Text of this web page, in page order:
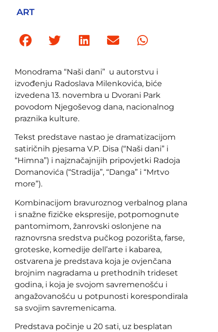
ART
Monodrama “Naši dani” u autorstvu i
izvođenju Radoslava Milenkovića, biće
izvedena 13. novembra u Dvorani Park
povodom Njegoševog dana, nacionalnog
praznika kulture.
Tekst predstave nastao je dramatizacijom
satiričnih pjesama V.P. Disa (“Naši dani” i
“Himna”) i najznačajnijih pripovjetki Radoja
Domanovića (“Stradija”, “Danga” i “Mrtvo
more”).
Kombinacijom bravuroznog verbalnog plana
i snažne fizičke ekspresije, potpomognute
pantomimom, žanrovski oslonjene na
raznovrsna sredstva pučkog pozorišta, farse,
groteske, komedije dell’arte i kabarea,
ostvarena je predstava koja je ovjenčana
brojnim nagradama u prethodnih trideset
godina, i koja je svojom savremenošću i
angažovanošću u potpunosti korespondirala
sa svojim savremenicama.
Predstava počinje u 20 sati, uz besplatan